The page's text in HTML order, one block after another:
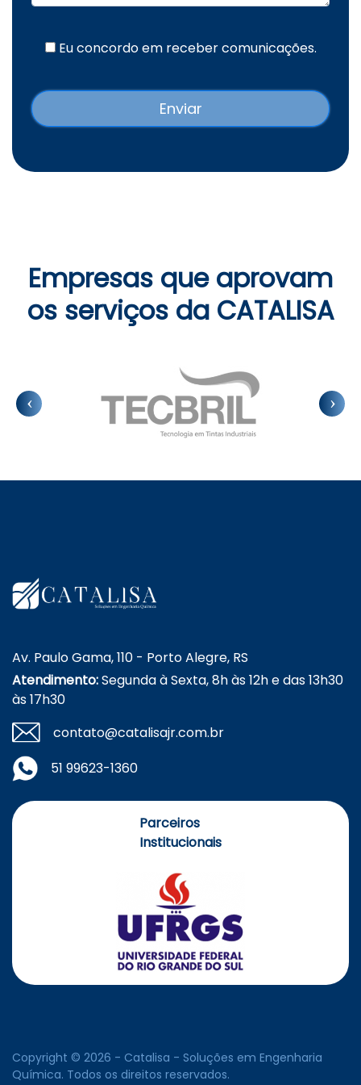
Eu concordo em receber comunicações.
Empresas que aprovam
os serviços da CATALISA
Av. Paulo Gama, 110 - Porto Alegre, RS
Atendimento:Segunda à Sexta, 8h às 12h e das 13h30
às 17h30
contato@catalisajr.com.br
51 99623-1360
Parceiros
Institucionais
Copyright © 2026 - Catalisa - Soluções em Engenharia
Química. Todos os direitos reservados.